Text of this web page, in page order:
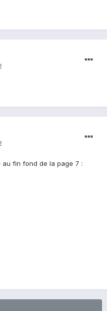
fin fond de la page 7 :